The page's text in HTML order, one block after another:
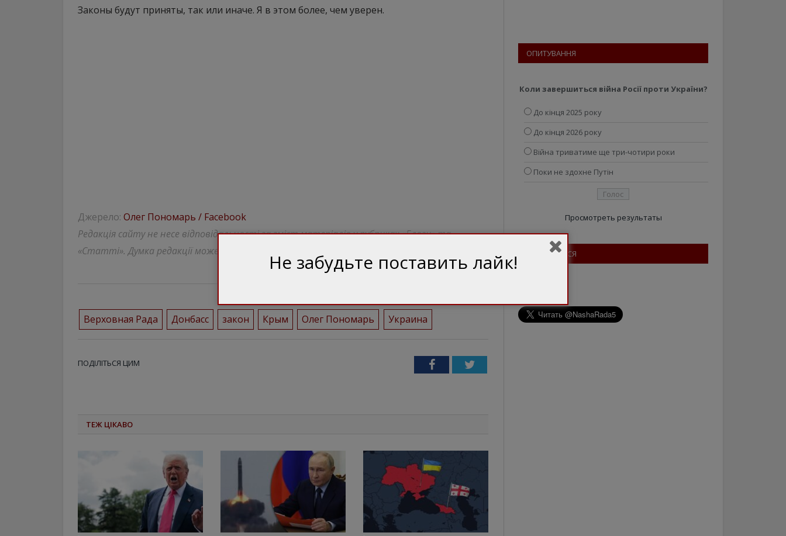
Законы будут приняты, так или иначе. Я в этом более, чем уверен.
Джерело: Олег Пономарь / Facebook
Редакція сайту не несе відповідальності за зміст матеріалів у рубриках «Блоги» та
«Статті». Думка редакції може відрізнятись від авторської.
Верховная Рада Донбасс закон Крым Олег Пономарь Украина
ПОДІЛІТЬСЯ ЦИМ FacebookTwitter
ТЕЖ ЦІКАВО
ОПИТУВАННЯ
Коли завершиться війна Росії проти України?
До кінця 2025 року
До кінця 2026 року
Війна триватиме ще три-чотири роки
Поки не здохне Путін
Просмотреть результаты
ПІДПИШІТЬСЯ
Не забудьте поставить лайк!